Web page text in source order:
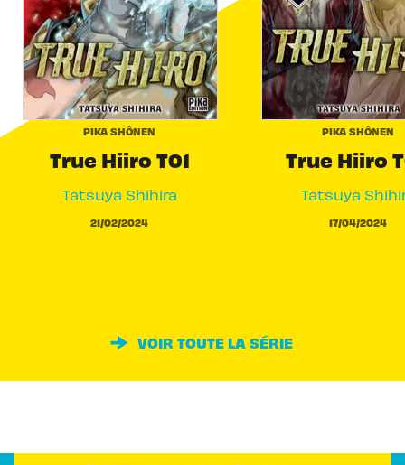
PIKA SHÔNEN
True Hiiro T01
Tatsuya Shihira
21/02/2024
PIKA SHÔNEN
True Hiiro
Tatsuya
17/04/2024
VOIR TOUTE LA SÉRIE